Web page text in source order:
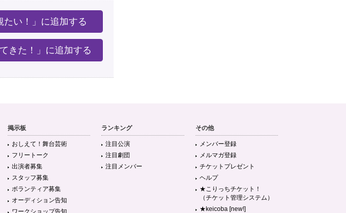
たい！」に追加する
てきた！」に追加する
掲示板
おしえて！舞台芸術
フリートーク
出演者募集
スタッフ募集
ボランティア募集
オーディション告知
ワークショップ告知
ランキング
注目公演
注目劇団
注目メンバー
その他
メンバー登録
メルマガ登録
チケットプレゼント
ヘルプ
★こりっちチケット！
（チケット管理システム）
★keicoba [new!]